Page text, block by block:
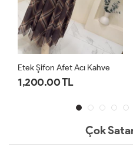
Etek Şifon Afet Acı Kahve
1,200.00 TL
Çok